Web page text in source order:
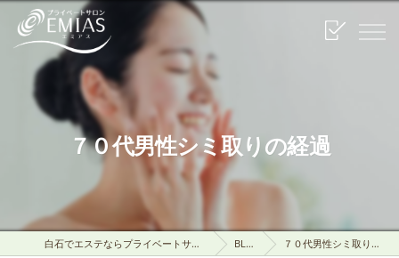
７０代男性シミ取りの経過
白石でエステならプライベートサロンEMIAS BLOG ７０代男性シミ取りの経過